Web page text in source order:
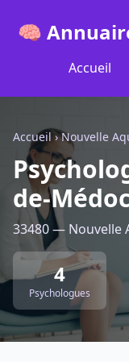
🧠
Accueil
Accueil ›Nouvelle
de-
33480 — Nouvelle
4
Psychologues